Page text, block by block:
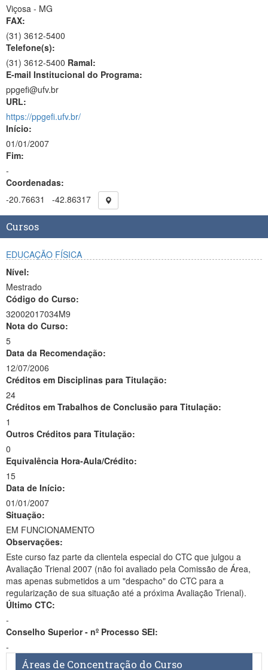
Viçosa - MG
FAX:
(31) 3612-5400
Telefone(s):
(31) 3612-5400 Ramal:
E-mail Institucional do Programa:
ppgefi@ufv.br
URL:
https://ppgefi.ufv.br/
Início:
01/01/2007
Fim:
-
Coordenadas:
-20.76631
-42.86317
Cursos
EDUCAÇÃO FÍSICA
Nível:
Mestrado
Código do Curso:
32002017034M9
Nota do Curso:
5
Data da Recomendação:
12/07/2006
Créditos em Disciplinas para Titulação:
24
Créditos em Trabalhos de Conclusão para Titulação:
1
Outros Créditos para Titulação:
0
Equivalência Hora-Aula/Crédito:
15
Data de Início:
01/01/2007
Situação:
EM FUNCIONAMENTO
Observações:
Este curso faz parte da clientela especial do CTC que julgou a
Avaliação Trienal 2007 (não foi avaliado pela Comissão de Área,
mas apenas submetidos a um "despacho" do CTC para a
regularização de sua situação até a próxima Avaliação Trienal).
Último CTC:
-
Conselho Superior - nº Processo SEI:
-
Áreas de Concentração do Curso